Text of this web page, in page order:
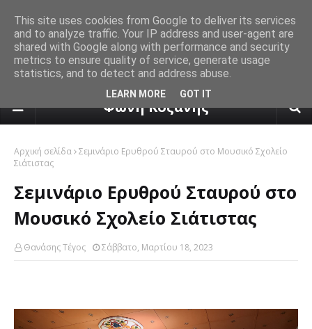
πρόγνωση καιρού από το
Φωνή Κοζάνης
Αρχική σελίδα Σεμινάριο Ερυθρού Σταυρού στο Μουσικό Σχολείο
Σιάτιστας
Σεμινάριο Ερυθρού Σταυρού στο
Μουσικό Σχολείο Σιάτιστας
Θανάσης Τέγος Σάββατο, Μαρτίου 18, 2023
This site uses cookies from Google to deliver its services
and to analyze traffic. Your IP address and user-agent are
shared with Google along with performance and security
metrics to ensure quality of service, generate usage
statistics, and to detect and address abuse.
LEARN MORE GOT IT